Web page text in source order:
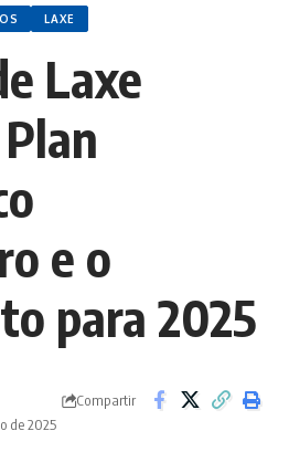
LAXE
Laxe
e o
para 2025
de 2025
Compartir